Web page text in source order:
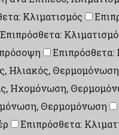
Κλιματισμός
Επιπρόσθετα:
Ηλιακός, Θερμομόνωση
Ηχομόνωση,
Θερμομόνωση
Επιπρόσθετα: